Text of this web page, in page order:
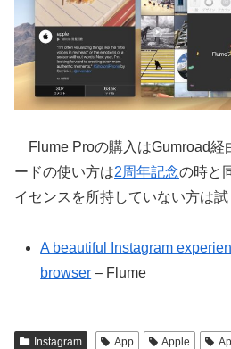
Flume Proの購入はGumroad経
ードの使い方は2周年記念の時と
イセンスを所持していない方は試
A beautiful Instagram
browser – Flume
Instagram App Apple